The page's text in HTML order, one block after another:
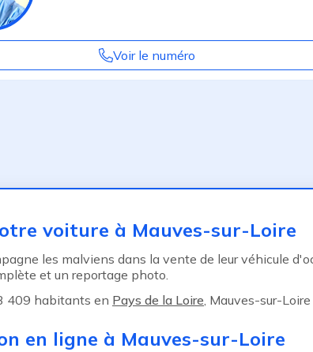
Voir le numéro
voiture à Mauves-sur-Loire
les malviens dans la vente de leur véhicule
et un reportage photo.
409 habitants en Pays de la Loire, Mauves-sur-
en ligne à Mauves-sur-Loire